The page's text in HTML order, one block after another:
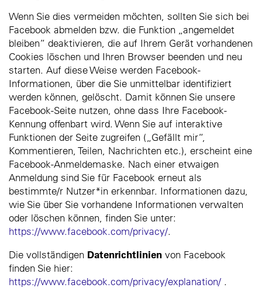
Wenn Sie dies vermeiden möchten, sollten Sie sich bei
Facebook abmelden bzw. die Funktion „angemeldet
bleiben“ deaktivieren, die auf Ihrem Gerät vorhandenen
Cookies löschen und Ihren Browser beenden und neu
starten. Auf diese Weise werden Facebook-
Informationen, über die Sie unmittelbar identifiziert
werden können, gelöscht. Damit können Sie unsere
Facebook-Seite nutzen, ohne dass Ihre Facebook-
Kennung offenbart wird. Wenn Sie auf interaktive
Funktionen der Seite zugreifen („Gefällt mir“,
Kommentieren, Teilen, Nachrichten etc.), erscheint eine
Facebook-Anmeldemaske. Nach einer etwaigen
Anmeldung sind Sie für Facebook erneut als
bestimmte/r Nutzer*in erkennbar. Informationen dazu,
wie Sie über Sie vorhandene Informationen verwalten
oder löschen können, finden Sie unter:
https://www.facebook.com/privacy/.
Die vollständigen Datenrichtlinien von Facebook
finden Sie hier:
https://www.facebook.com/privacy/explanation/ .